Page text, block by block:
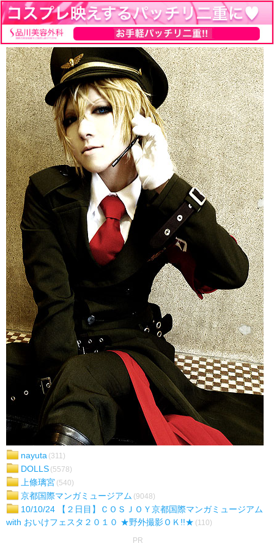
nayuta (311)
DOLLS (5578)
上條璃宮 (540)
京都国際マンガミュージアム (9048)
10/10/24 【２日目】ＣＯＳＪＯＹ京都国際マンガミュージアム
with おいけフェスタ２０１０ ★野外撮影ＯＫ!!★ (110)
PR